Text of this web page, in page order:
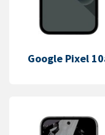
Google Pixel